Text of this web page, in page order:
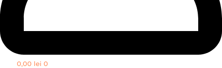
0,00 lei 0